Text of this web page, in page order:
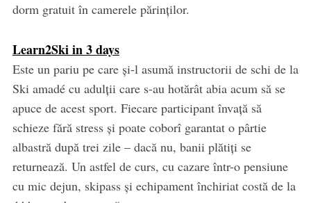
dorm gratuit în camerele părinților.
Learn2Ski in 3 days
Este un pariu pe care și-l asumă instructorii de schi de la
Ski amadé cu adulții care s-au hotărât abia acum să se
apuce de acest sport. Fiecare participant învață să
schieze fără stress și poate coborî garantat o pârtie
albastră după trei zile – dacă nu, banii plătiți se
returnează. Un astfel de curs, cu cazare într-o pensiune
cu mic dejun, skipass și echipament închiriat costă de la